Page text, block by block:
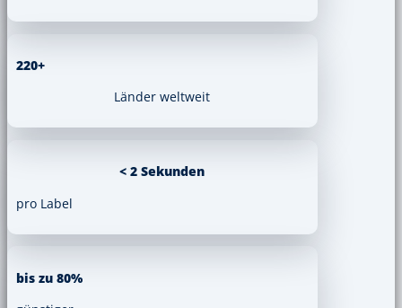
220+
Länder weltweit
< 2 Sekunden
pro Label
bis zu 80%